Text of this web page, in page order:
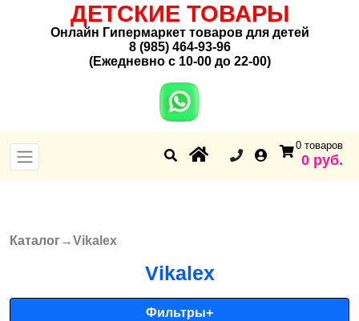
ДЕТСКИЕ ТОВАРЫ
Онлайн Гипермаркет товаров для детей
8 (985) 464-93-96
(Ежедневно с 10-00 до 22-00)
0 товаров
0 руб.
Вы здесь
Каталог→Vikalex
Vikalex
Фильтры+